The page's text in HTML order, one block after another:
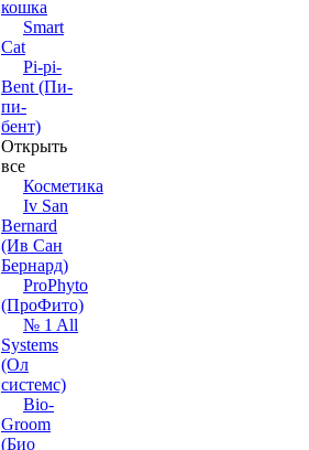
кошка
Smart
Cat
Pi-pi-
Bent (Пи-
пи-
бент)
Открыть
все
Косметика
Iv San
Bernard
(Ив Сан
Бернард)
ProPhyto
(ПроФито)
№ 1 All
Systems
(Ол
системс)
Bio-
Groom
(Био